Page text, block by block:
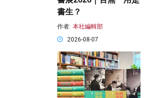
書生？
作者: 本社編輯部
2026-08-07